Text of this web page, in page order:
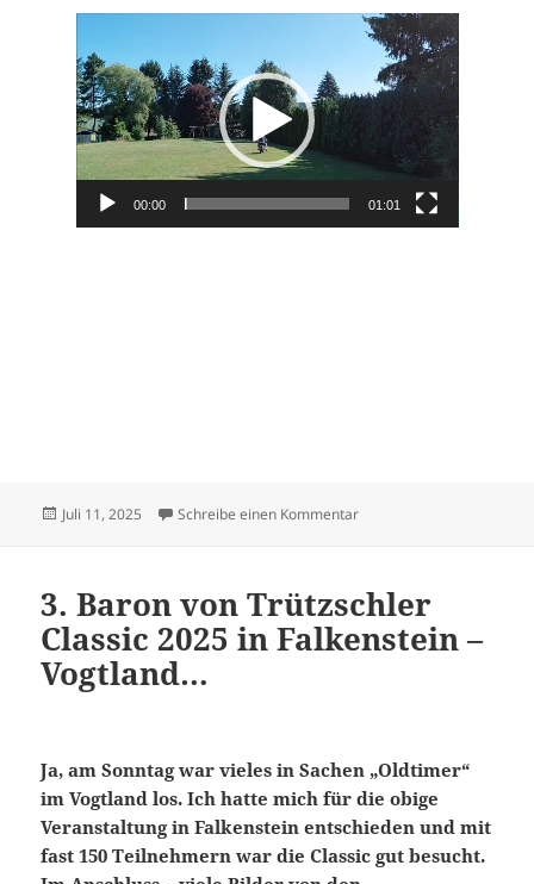
Player
00:00 01:01
Veröffentlicht
Juli 11, 2025 Schreibe einen Kommentarzu Victoria – Motorrad
3. Baron von Trützschler
Classic 2025 in Falkenstein –
Vogtland…
Ja, am Sonntag war vieles in Sachen „Oldtimer“
im Vogtland los. Ich hatte mich für die obige
Veranstaltung in Falkenstein entschieden und mit
fast 150 Teilnehmern war die Classic gut besucht.